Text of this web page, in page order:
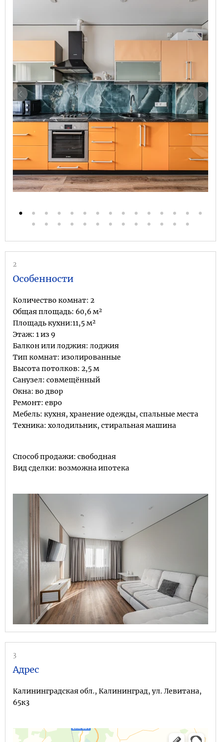
2
Особенности
Количество комнат: 2
Общая площадь: 60,6 м²
Площадь кухни:11,5 м²
Этаж: 1 из 9
Балкон или лоджия: лоджия
Тип комнат: изолированные
Высота потолков: 2,5 м
Санузел: совмещённый
Окна: во двор
Ремонт: евро
Мебель: кухня, хранение одежды, спальные места
Техника: холодильник, стиральная машина
Способ продажи: свободная
Вид сделки: возможна ипотека
3
Адрес
Калининградская обл., Калининград, ул. Левитана,
65к3